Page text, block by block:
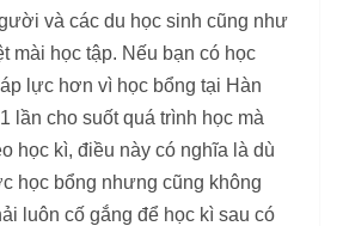
và các du học sinh cũng như
mài học tập. Nếu bạn có học
lực hơn vì học bổng tại Hàn
lần cho suốt quá trình học mà
học kì, điều này có nghĩa là dù
học bổng nhưng cũng không
luôn cố gắng để học kì sau có